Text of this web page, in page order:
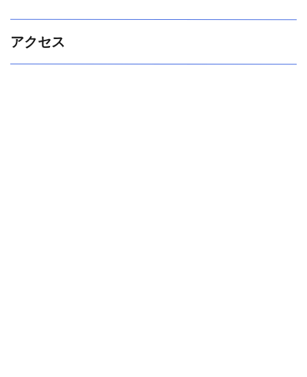
アクセス